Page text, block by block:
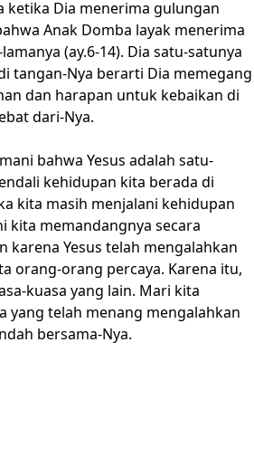
Dia menerima gulungan
Anak Domba layak menerima
(ay.6-14). Dia satu-satunya
tangan-Nya berarti Dia memegang
dan harapan untuk kebaikan di
dari-Nya.
bahwa Yesus adalah satu-
kehidupan kita berada di
kita masih menjalani kehidupan
kita memandangnya secara
Yesus telah mengalahkan
orang-orang percaya. Karena itu,
kuasa yang lain. Mari kita
yang telah menang mengalahkan
bersama-Nya.